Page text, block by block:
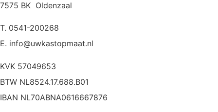
7575 BK Oldenzaal
T. 0541-200268
E. info@uwkastopmaat.nl
KVK 57049653
BTW NL8524.17.688.B01
IBAN NL70ABNA0616667876